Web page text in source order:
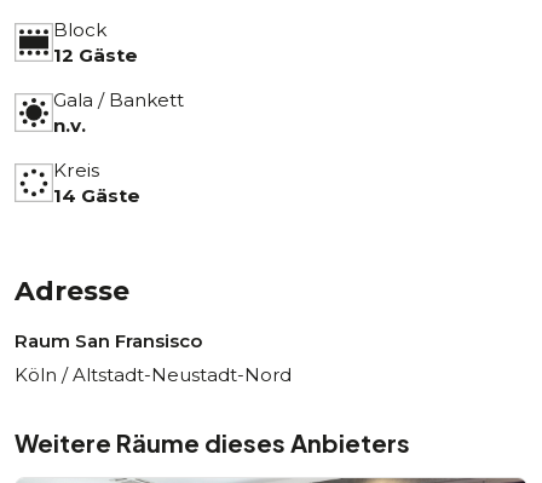
Block
12 Gäste
Gala / Bankett
n.v.
Kreis
14 Gäste
Adresse
Raum San Fransisco
Köln / Altstadt-Neustadt-Nord
Weitere Räume dieses Anbieters